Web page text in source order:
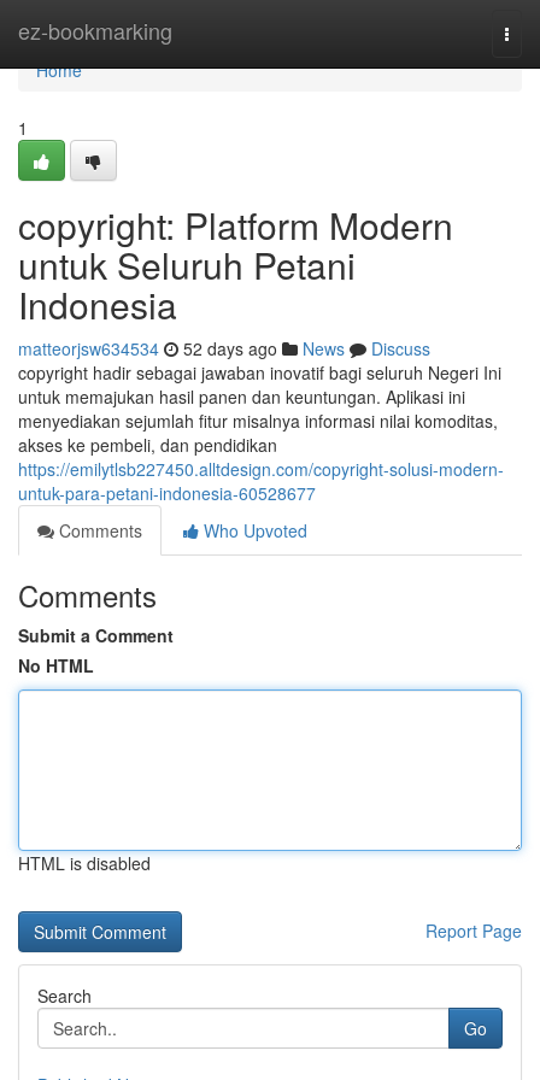
ez-bookmarking
Home
Home
1
copyright: Platform Modern
untuk Seluruh Petani
Indonesia
matteorjsw634534 52 days ago News
Discuss
copyright hadir sebagai jawaban inovatif bagi seluruh Negeri Ini
untuk memajukan hasil panen dan keuntungan. Aplikasi ini
menyediakan sejumlah fitur misalnya informasi nilai komoditas,
akses ke pembeli, dan pendidikan
https://emilytlsb227450.alltdesign.com/copyright-solusi-modern-
untuk-para-petani-indonesia-60528677
Comments
Who Upvoted
Comments
Submit a Comment
No HTML
HTML is disabled
Report Page
Search
Go